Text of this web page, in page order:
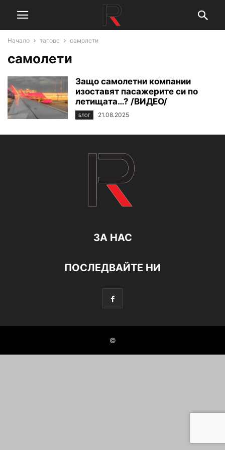
Начало тагове самолети
самолети
Защо самолетни компании
изоставят пасажерите си по
летищата…? /ВИДЕО/
БЛОГ 21.08.2025
ЗА НАС
ПОСЛЕДВАЙТЕ НИ
©